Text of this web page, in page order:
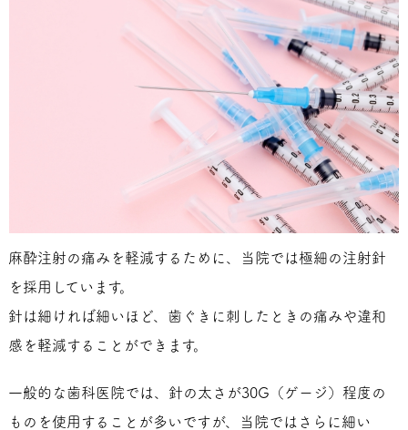
麻酔注射の痛みを軽減するために、当院では極細の注射針
を採用しています。
針は細ければ細いほど、歯ぐきに刺したときの痛みや違和
感を軽減することができます。
一般的な歯科医院では、針の太さが30G（ゲージ）程度の
ものを使用することが多いですが、当院ではさらに細い